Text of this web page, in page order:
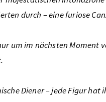
durch – eine furiose
um im nächsten Moment
Diener – jede Figur hat